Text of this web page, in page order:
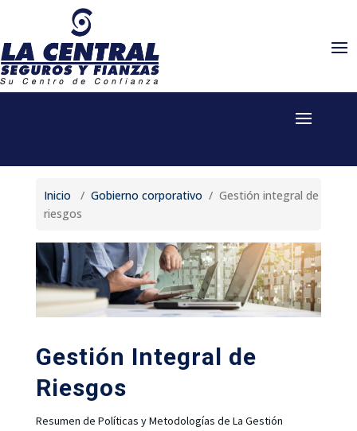
Inicio / Gobierno corporativo / Gestión integral de
riesgos
Gestión Integral de
Riesgos
Resumen de Políticas y Metodologías de La Gestión